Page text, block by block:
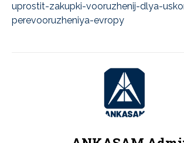
uprostit-zakupki-vooruzhenij-dlya-
perevooruzheniya-evropy